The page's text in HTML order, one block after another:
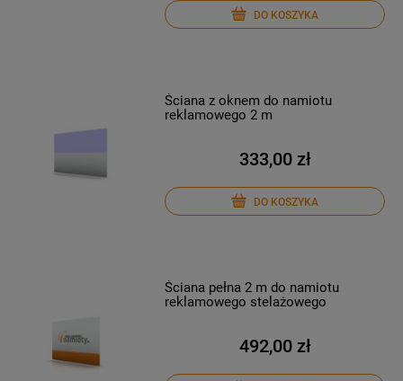
DO KOSZYKA
Ściana z oknem do namiotu
reklamowego 2 m
333,00 zł
DO KOSZYKA
Ściana pełna 2 m do namiotu
reklamowego stelażowego
492,00 zł